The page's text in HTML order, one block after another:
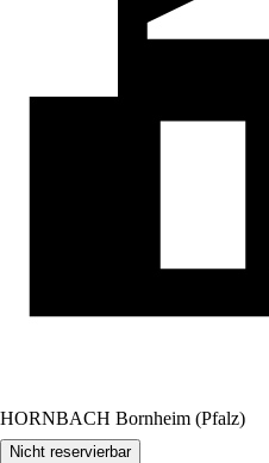
HORNBACH Bornheim (Pfalz)
Nicht reservierbar